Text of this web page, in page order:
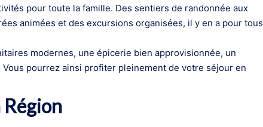
pour toute la famille. Des sentiers de randonnée aux
animées et des excursions organisées, il y en a pour tous
modernes, une épicerie bien approvisionnée, un
pourrez ainsi profiter pleinement de votre séjour en